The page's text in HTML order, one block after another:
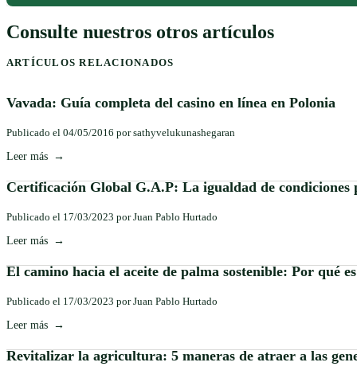
Consulte nuestros otros artículos
ARTÍCULOS RELACIONADOS
Vavada: Guía completa del casino en línea en Polonia
Publicado el 04/05/2016 por sathyvelukunashegaran
Leer más
Certificación Global G.A.P: La igualdad de condiciones
Publicado el 17/03/2023 por Juan Pablo Hurtado
Leer más
El camino hacia el aceite de palma sostenible: Por qué
Publicado el 17/03/2023 por Juan Pablo Hurtado
Leer más
Revitalizar la agricultura: 5 maneras de atraer a las